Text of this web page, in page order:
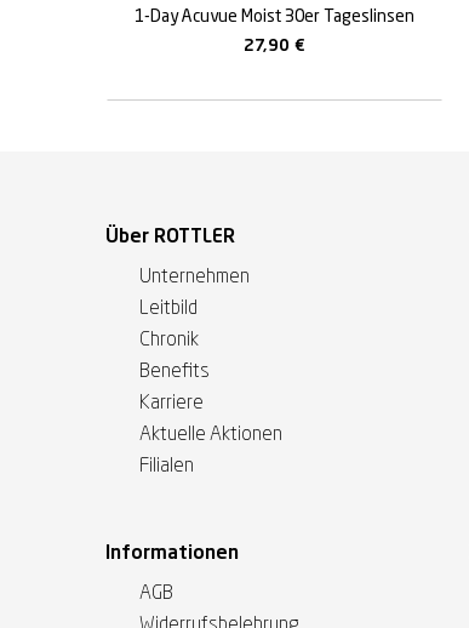
1-Day Acuvue Moist 30er Tageslinsen
27,90 €
Über ROTTLER
Unternehmen
Leitbild
Chronik
Benefits
Karriere
Aktuelle Aktionen
Filialen
Informationen
AGB